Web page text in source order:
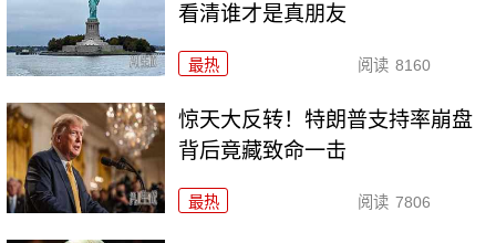
看清谁才是真朋友
最热 阅读 8160
惊天大反转！特朗普支持率崩盘
背后竟藏致命一击
最热 阅读 7806